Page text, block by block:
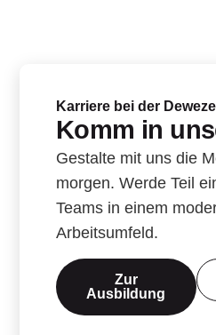
Karriere bei der
Komm in
Gestalte mit uns die
morgen. Werde Teil
Teams in einem
Arbeitsumfeld.
Zur
Ausbildung